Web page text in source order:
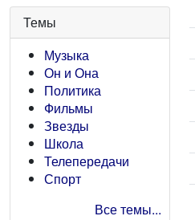
Темы
Музыка
Он и Она
Политика
Фильмы
Звезды
Школа
Телепередачи
Спорт
Все темы...